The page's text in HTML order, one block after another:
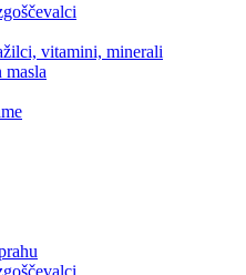
vitamini, minerali